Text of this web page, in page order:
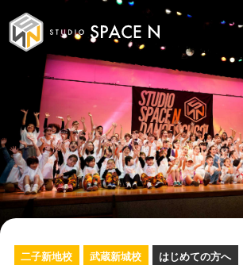
二子新地校 武蔵新城校 はじめての方へ